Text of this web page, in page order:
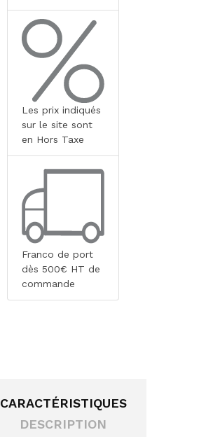
Les prix indiqués
sur le site sont
en Hors Taxe
Franco de port
dès 500€ HT de
commande
CARACTÉRISTIQUES
DESCRIPTION